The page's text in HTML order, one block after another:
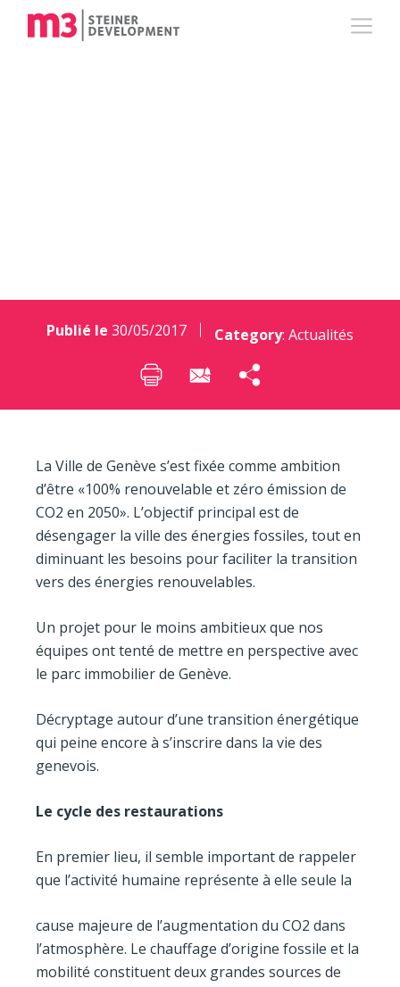
Publié le 30/05/2017 Category: Actualités
La Ville de Genève s’est fixée comme ambition
d’être «100% renouvelable et zéro émission de
CO2 en 2050». L’objectif principal est de
désengager la ville des énergies fossiles, tout en
diminuant les besoins pour faciliter la transition
vers des énergies renouvelables.
Un projet pour le moins ambitieux que nos
équipes ont tenté de mettre en perspective avec
le parc immobilier de Genève.
Décryptage autour d’une transition énergétique
qui peine encore à s’inscrire dans la vie des
genevois.
Le cycle des restaurations
En premier lieu, il semble important de rappeler
que l’activité humaine représente à elle seule la
cause majeure de l’augmentation du CO2 dans
l’atmosphère. Le chauffage d’origine fossile et la
mobilité constituent deux grandes sources de